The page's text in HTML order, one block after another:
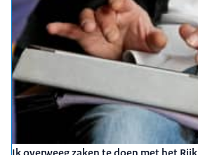
Ik overweeg zaken te doen met het Rijk